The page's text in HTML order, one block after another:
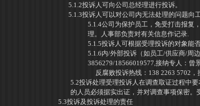
5.1.2投诉人可向公司总经理进行投诉。
5.1.3投诉人可以对公司内无法处理的问题向
5.1.4公司为保护员工，免受打击报复
理。人事部负责对有关信息作记录
5.1.5投诉人可根据受理投诉的对象能
5.1.6内/外部投诉（如员工/供应商/周
3856279/18566019577,接纳专人：曾
反腐败投诉热线：138 2263 5702，
5.2投诉处理受理投诉人在调查取证过程中
的人员必须据实出证，并对调查事项保密。
5.3投诉及投诉处理的责任